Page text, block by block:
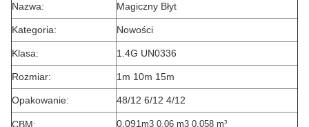
Nazwa: Magiczny Błyt
Kategoria: Nowości
Klasa: 1.4G UN0336
Rozmiar: 1m 10m 15m
Opakowanie: 48/12 6/12 4/12
CBM: 0.091 m3 0,06 m3 0,058 m³